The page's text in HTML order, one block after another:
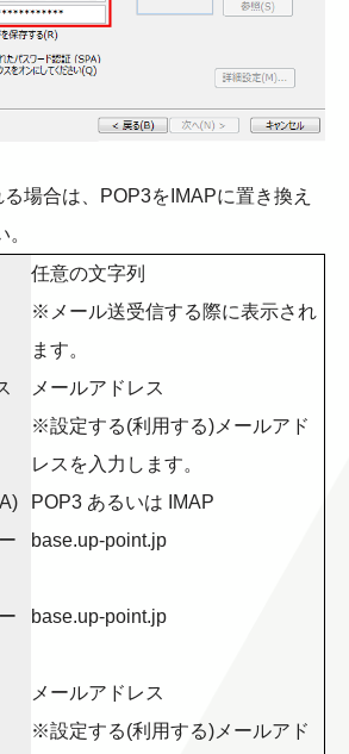
場合は、POP3をIMAPに置き換え
任意の文字列
※メール送受信する際に表示され
ます。
メールアドレス
※設定する(利用する)メールアド
レスを入力します。
POP3 あるいは IMAP
base.up-point.jp
base.up-point.jp
メールアドレス
※設定する(利用する)メールアド